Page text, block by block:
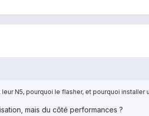
N5, pourquoi le flasher, et pourquoi installer
mais du côté performances ?